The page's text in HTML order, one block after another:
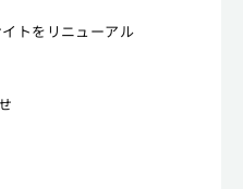
トをリニューアル